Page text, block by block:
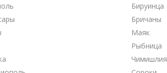
Бируинца
Бричаны
Маяк
Рыбница
Чимишлия